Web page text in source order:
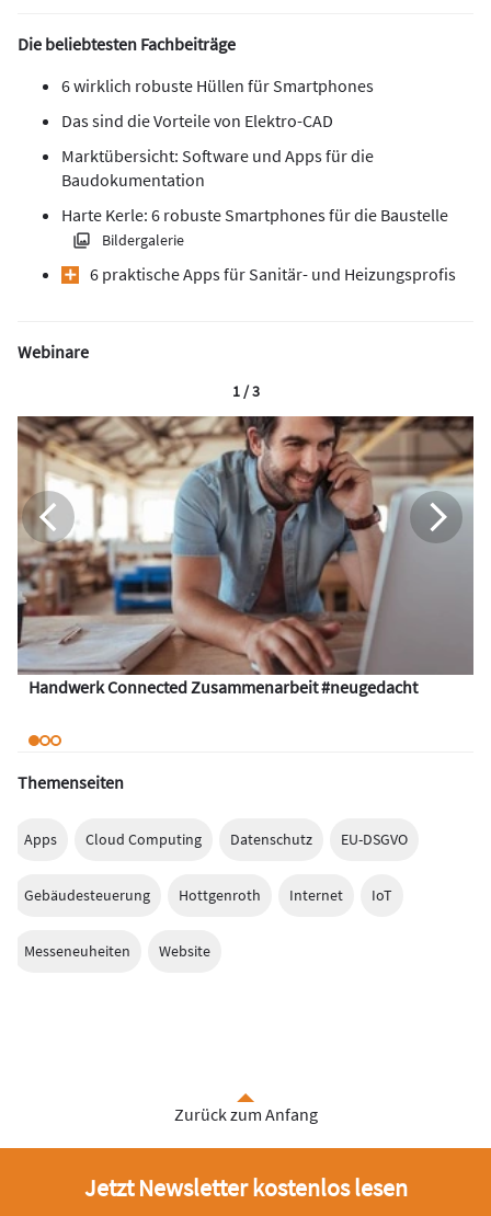
Die beliebtesten Fachbeiträge
6 wirklich robuste Hüllen für Smartphones
Das sind die Vorteile von Elektro-CAD
Marktübersicht: Software und Apps für die
Baudokumentation
Harte Kerle: 6 robuste Smartphones für die Baustelle
Bildergalerie
6 praktische Apps für Sanitär- und Heizungsprofis
Webinare
Handwerk Connected Zusammenarbeit #neugedacht
1 / 3
Themenseiten
Apps Cloud Computing Datenschutz EU-DSGVO
Gebäudesteuerung Hottgenroth Internet IoT
Messeneuheiten Website
Zurück zum Anfang
Jetzt Newsletter kostenlos lesen